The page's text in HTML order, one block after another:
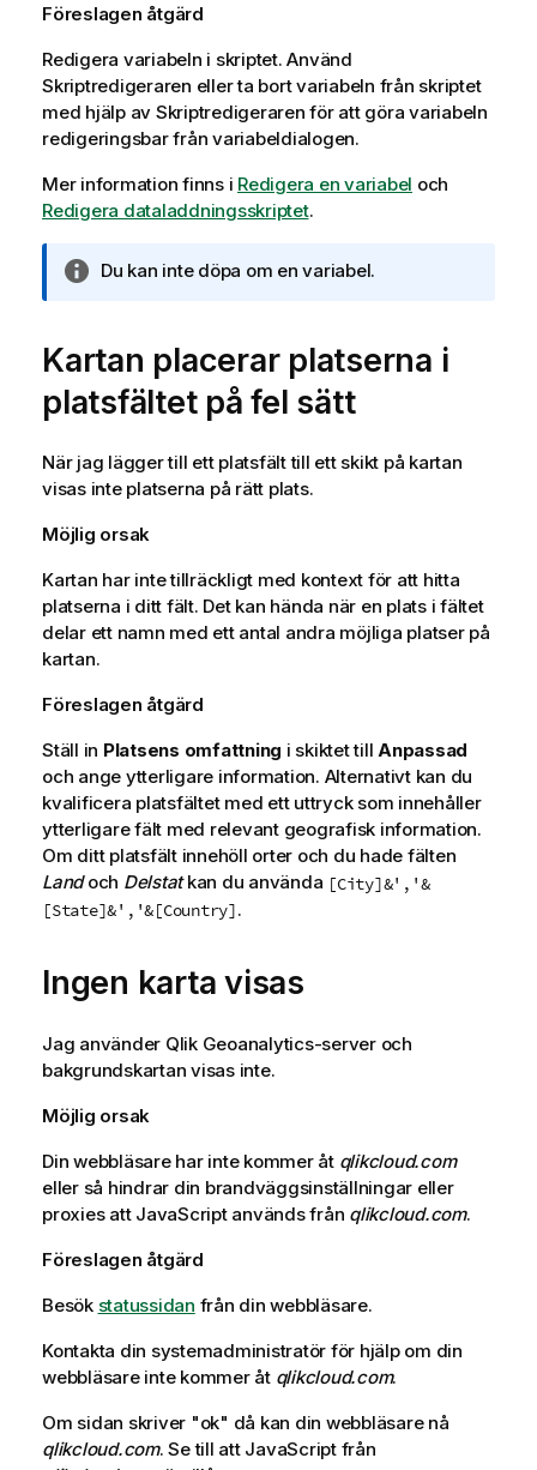
Föreslagen åtgärd
Redigera variabeln i skriptet. Använd
Skriptredigeraren eller ta bort variabeln från skriptet
med hjälp av Skriptredigeraren för att göra variabeln
redigeringsbar från variabeldialogen.
Mer information finns i Redigera en variabel och
Redigera dataladdningsskriptet.
A
e
c
k
i
n
o
i
n
f
m
a
t
i
o
n
Du kan inte döpa om en variabel.
Kartan placerar platserna i
platsfältet på fel sätt
När jag lägger till ett platsfält till ett skikt på kartan
visas inte platserna på rätt plats.
Möjlig orsak
Kartan har inte tillräckligt med kontext för att hitta
platserna i ditt fält. Det kan hända när en plats i fältet
delar ett namn med ett antal andra möjliga platser på
kartan.
Föreslagen åtgärd
Ställ in Platsens omfattning i skiktet till Anpassad
och ange ytterligare information. Alternativt kan du
kvalificera platsfältet med ett uttryck som innehåller
ytterligare fält med relevant geografisk information.
Om ditt platsfält innehöll orter och du hade fälten
Landoch Delstatkan du använda [City]&','&
[State]&','&[Country].
Ingen karta visas
Jag använder QlikGeoanalytics-server och
bakgrundskartan visas inte.
Möjlig orsak
Din webbläsare har inte kommer åt qlikcloud.com
eller så hindrar din brandväggsinställningar eller
proxies att JavaScriptanvänds från qlikcloud.com.
Föreslagen åtgärd
Besök statussidan från din webbläsare.
Kontakta din systemadministratör för hjälp om din
webbläsare inte kommer åt qlikcloud.com.
Om sidan skriver "ok" då kan din webbläsare nå
qlikcloud.com. Se till att JavaScriptfrån